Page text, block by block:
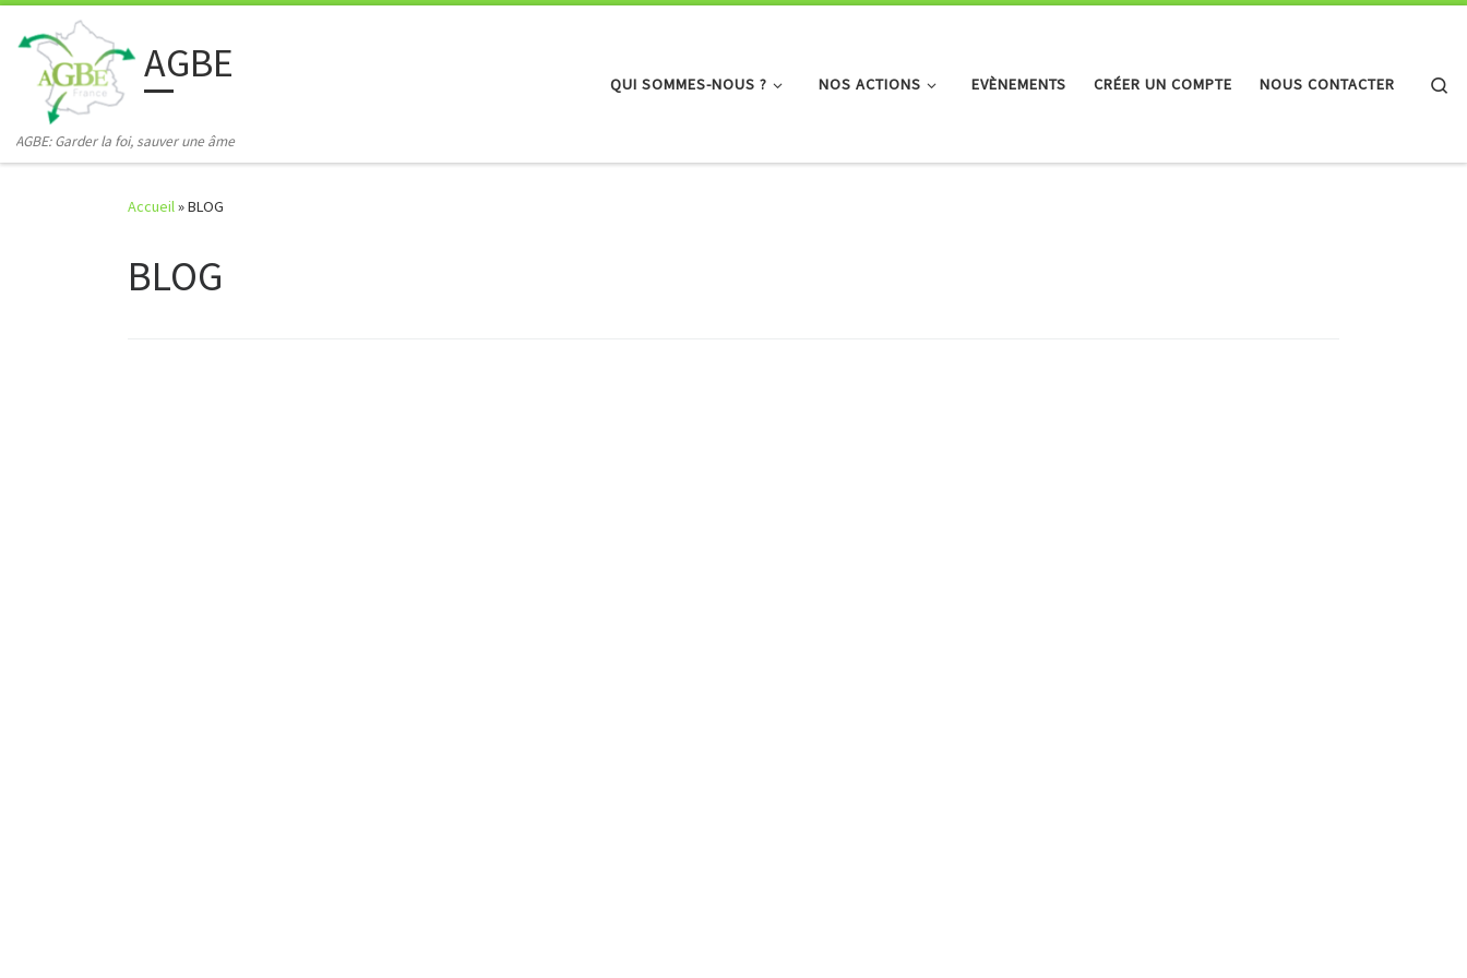
Skip to content
AGBE
AGBE: Garder la foi, sauver une âme
QUI SOMMES-NOUS ? NOS ACTIONS EVÈNEMENTS CRÉER UN COMPTE NOUS CONTACTER
Accueil»BLOG
BLOG